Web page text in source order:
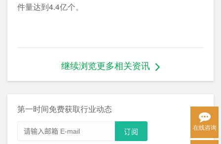
件量达到4.4亿个。
继续浏览更多相关资讯
第一时间免费获取行业动态
在线咨询